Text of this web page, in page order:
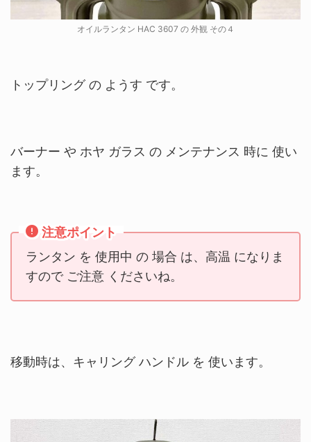
オイルランタン HAC 3607 の 外観 その４
トップリング の ようす です。
バーナー や ホヤ ガラス の メンテナンス 時に 使い
ます。
注意ポイント
ランタン を 使用中 の 場合 は、高温 になりま
すので ご注意 くださいね。
移動時は、キャリング ハンドル を 使います。